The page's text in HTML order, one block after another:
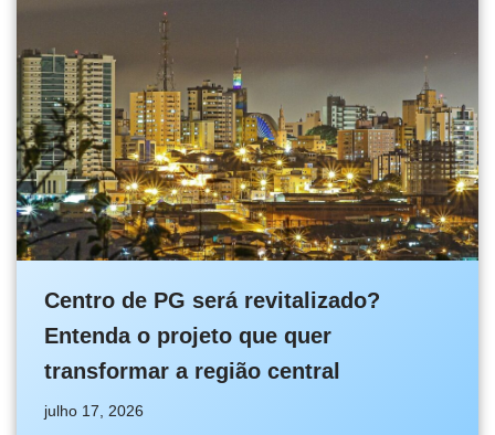
Centro de PG será revitalizado?
Entenda o projeto que quer
transformar a região central
julho 17, 2026